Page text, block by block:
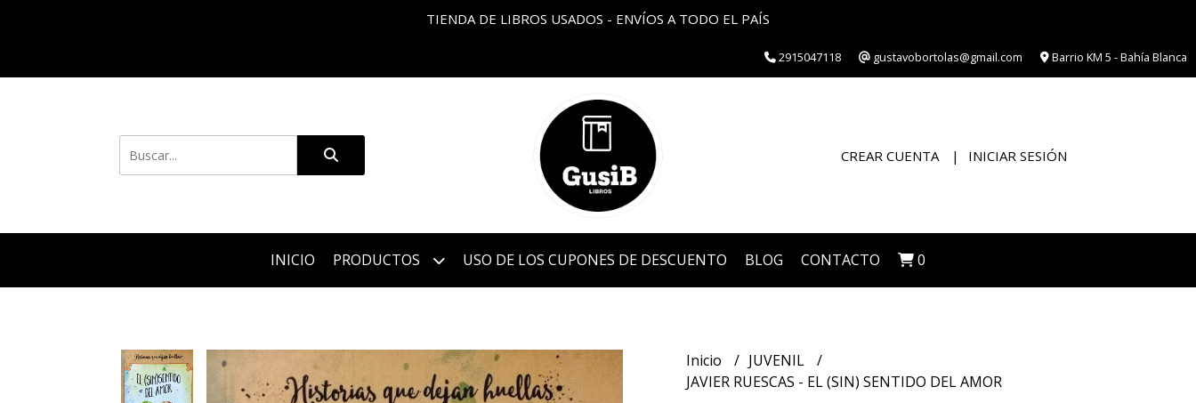
TIENDA DE LIBROS USADOS - ENVÍOS A TODO EL PAÍS
2915047118 gustavobortolas@gmail.com Barrio KM 5 - Bahía Blanca
CREAR CUENTA INICIAR SESIÓN
INICIO PRODUCTOS USO DE LOS CUPONES DE DESCUENTO BLOG CONTACTO 0
Inicio
JUVENIL
JAVIER RUESCAS - EL (SIN) SENTIDO DEL AMOR